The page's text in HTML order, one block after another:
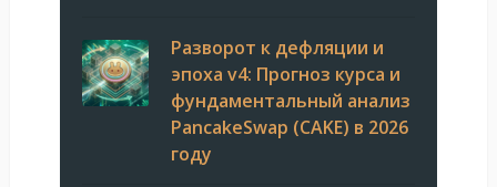
Разворот к дефляции и
эпоха v4: Прогноз курса и
фундаментальный анализ
PancakeSwap (CAKE) в 2026
году